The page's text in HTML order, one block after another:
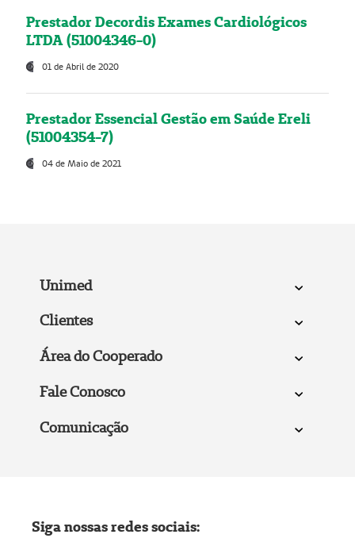
Prestador Decordis Exames Cardiológicos
LTDA (51004346-0)
01 de Abril de 2020
Prestador Essencial Gestão em Saúde Ereli
(51004354-7)
04 de Maio de 2021
Unimed
Clientes
Área do Cooperado
Fale Conosco
Comunicação
Siga nossas redes sociais: